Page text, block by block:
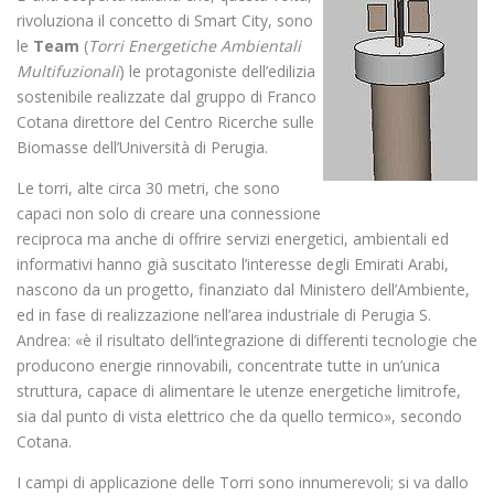
rivoluziona il concetto di Smart City, sono
le Team (Torri Energetiche Ambientali
Multifuzionali) le protagoniste dell’edilizia
sostenibile realizzate dal gruppo di Franco
Cotana direttore del Centro Ricerche sulle
Biomasse dell’Università di Perugia.
Le torri, alte circa 30 metri, che sono
capaci non solo di creare una connessione
reciproca ma anche di offrire servizi energetici, ambientali ed
informativi hanno già suscitato l’interesse degli Emirati Arabi,
nascono da un progetto, finanziato dal Ministero dell’Ambiente,
ed in fase di realizzazione nell’area industriale di Perugia S.
Andrea: «è il risultato dell’integrazione di differenti tecnologie che
producono energie rinnovabili, concentrate tutte in un’unica
struttura, capace di alimentare le utenze energetiche limitrofe,
sia dal punto di vista elettrico che da quello termico», secondo
Cotana.
I campi di applicazione delle Torri sono innumerevoli; si va dallo